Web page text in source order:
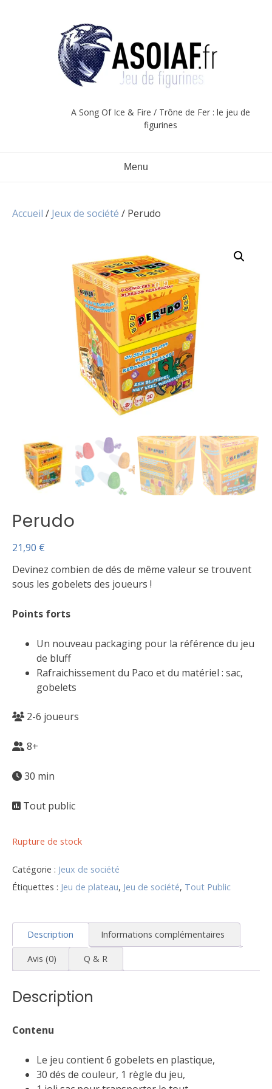
A Song Of Ice & Fire / Trône de Fer : le jeu de
figurines
Menu
Accueil / Jeux de société / Perudo
Perudo
21,90 €
Devinez combien de dés de même valeur se trouvent
sous les gobelets des joueurs !
Points forts
Un nouveau packaging pour la référence du jeu
de bluff
Rafraichissement du Paco et du matériel : sac,
gobelets
2-6 joueurs
8+
30 min
Tout public
Rupture de stock
Catégorie : Jeux de société
Étiquettes : Jeu de plateau, Jeu de société, Tout Public
Description Informations complémentaires
Avis (0) Q & R
Description
Contenu
Le jeu contient 6 gobelets en plastique,
30 dés de couleur, 1 règle du jeu,